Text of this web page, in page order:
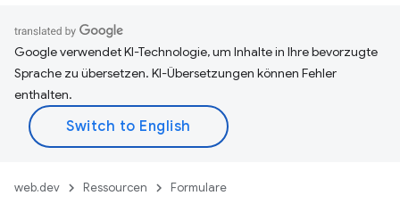
Google verwendet KI-Technologie, um Inhalte in Ihre bevorzugte
Sprache zu übersetzen. KI-Übersetzungen können Fehler
enthalten.
web.dev Ressourcen Formulare